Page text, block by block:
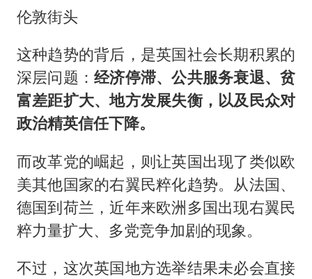
伦敦街头
这种趋势的背后，是英国社会长期积累的
深层问题：经济停滞、公共服务衰退、贫
富差距扩大、地方发展失衡，以及民众对
政治精英信任下降。
而改革党的崛起，则让英国出现了类似欧
美其他国家的右翼民粹化趋势。从法国、
德国到荷兰，近年来欧洲多国出现右翼民
粹力量扩大、多党竞争加剧的现象。
不过，这次英国地方选举结果未必会直接